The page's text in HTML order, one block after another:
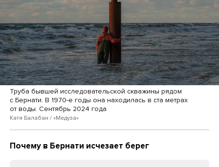
Труба бывшей исследовательской скважины рядом
с Бернати. В 1970-е годы она находилась в ста метрах
от воды. Сентябрь 2024 года
Катя Балабан / «Медуза»
Почему в Бернати исчезает берег